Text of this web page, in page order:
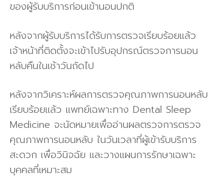
ของผู้รับบริการก่อนเข้านอนปกติ
หลังจากผู้รับบริการได้รับการตรวจเรียบร้อยแล้ว
เจ้าหน้าที่ติดตั้งจะเข้าไปรับอุปกรณ์ตรวจการนอน
หลับคืนในเช้าวันถัดไป
หลังจากวิเคราะห์ผลการตรวจคุณภาพการนอนหลับ
เรียบร้อยแล้ว แพทย์เฉพาะทาง Dental Sleep
Medicine จะนัดหมายเพื่ออ่านผลตรวจการตรวจ
คุณภาพการนอนหลับ ในวันเวลาที่ผู้เข้ารับบริการ
สะดวก เพื่อวินิจฉัย และวางแผนการรักษาเฉพาะ
บุคคลที่เหมาะสม